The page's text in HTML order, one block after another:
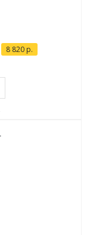
8 820 р.